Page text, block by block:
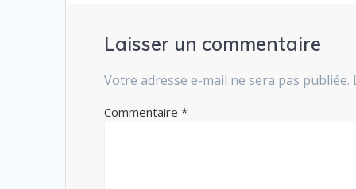
Laisser un commentaire
Votre adresse e-mail ne sera pas publiée.
Commentaire*